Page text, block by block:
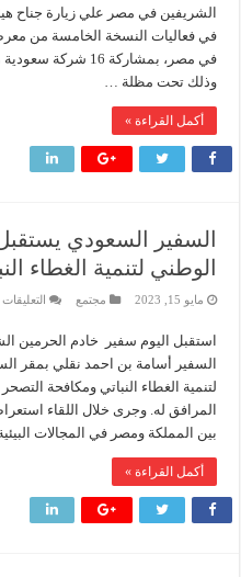
الشريفين في مصر علي زيارة جناح
في مصر، بمشاركة
وذلك تحت مظلة …
أكمل القراءة »
السفير السعودي
الوطني لتنمية الغطاء
مايو 15, 2023 مجتمع التعليقات
استقبل اليوم سفير خادم الحرمين
السفير أسامة بن احمد نقلي بمقر
لتنمية الغطاء النباتي ومكافحة
المرافق له. وجرى خلال اللقاء
بين المملكة ومصر في المجالات
أكمل القراءة »